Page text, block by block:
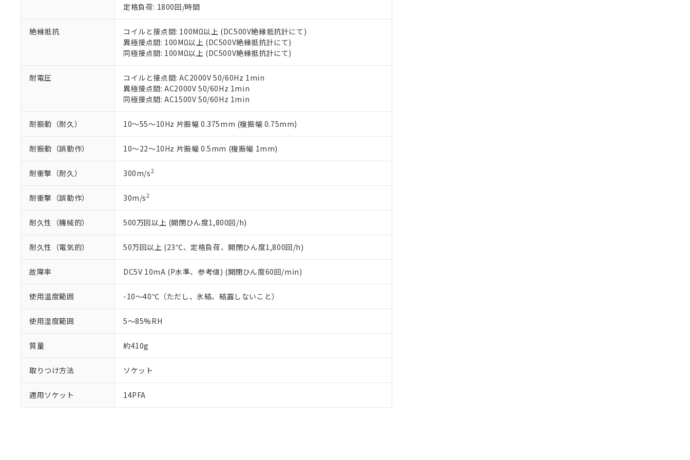
定格負荷: 1800回/時間
絶縁抵抗
コイルと接点間: 100MΩ以上 (DC500V絶縁抵抗計にて)
異極接点間: 100MΩ以上 (DC500V絶縁抵抗計にて)
同極接点間: 100MΩ以上 (DC500V絶縁抵抗計にて)
耐電圧
コイルと接点間: AC2000V 50/60Hz 1min
異極接点間: AC2000V 50/60Hz 1min
同極接点間: AC1500V 50/60Hz 1min
耐振動（耐久） 10～55～10Hz 片振幅 0.375mm (複振幅 0.75mm)
耐振動（誤動作） 10～22～10Hz 片振幅 0.5mm (複振幅 1mm)
耐衝撃（耐久） 300m/s2
耐衝撃（誤動作） 30m/s2
耐久性（機械的） 500万回以上 (開閉ひん度1,800回/h)
耐久性（電気的） 50万回以上 (23℃、定格負荷、開閉ひん度1,800回/h)
故障率 DC5V 10mA (P水準、参考値) (開閉ひん度60回/min)
使用温度範囲 -10～40℃（ただし、氷結、結露しないこと）
使用湿度範囲 5～85%RH
質量 約410g
取りつけ方法 ソケット
適用ソケット 14PFA
が、当社の製品・サービスに関するお客様との取引・商談に必要な範囲で利用することをご了承くだ
さい。
※当社の共同利用者とは、"個人情報の共同利用に関して"
いる法人を指します。
下記の非含有証明書をダウンロードすることができます。
EU RoHS指令（10物質）の非含有証明書
51物質の非含有証明書（当社基準）
※本証明書は発行日時点で非含有を証明するもので、過去に遡って非含有を証明するものではありません。
混在することから備考欄に対応日を記載しておりました。
既に当社にて対応品への在庫切替を完了していることから、特段のことがない限り、2022年1月12日よ
り割愛しております。